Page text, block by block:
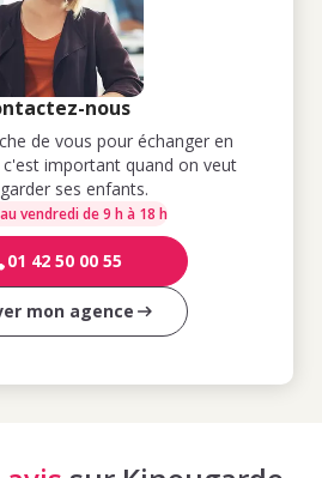
nous
de vous pour échanger en
important quand on veut
ses enfants.
vendredi de 9 h à 18 h
01 42 50 00 55
mon agence